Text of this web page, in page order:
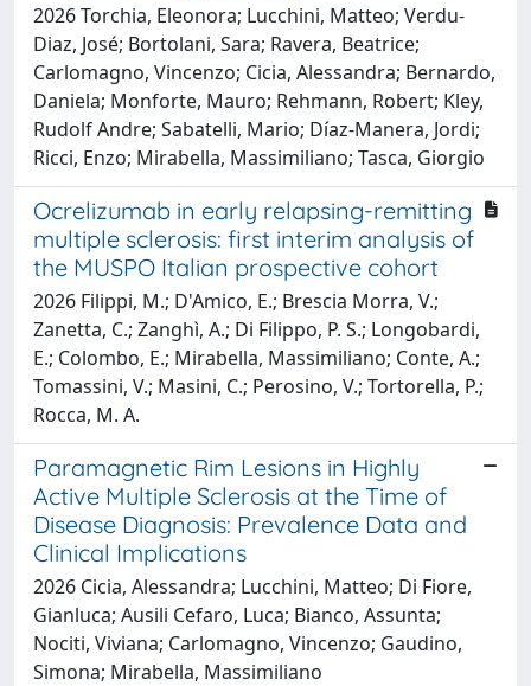
2026 Torchia, Eleonora; Lucchini, Matteo; Verdu-
Diaz, José; Bortolani, Sara; Ravera, Beatrice;
Carlomagno, Vincenzo; Cicia, Alessandra; Bernardo,
Daniela; Monforte, Mauro; Rehmann, Robert; Kley,
Rudolf Andre; Sabatelli, Mario; Díaz-Manera, Jordi;
Ricci, Enzo; Mirabella, Massimiliano; Tasca, Giorgio
Ocrelizumab in early relapsing-remitting
multiple sclerosis: first interim analysis of
the MUSPO Italian prospective cohort
2026 Filippi, M.; D'Amico, E.; Brescia Morra, V.;
Zanetta, C.; Zanghì, A.; Di Filippo, P. S.; Longobardi,
E.; Colombo, E.; Mirabella, Massimiliano; Conte, A.;
Tomassini, V.; Masini, C.; Perosino, V.; Tortorella, P.;
Rocca, M. A.
Paramagnetic Rim Lesions in Highly
Active Multiple Sclerosis at the Time of
Disease Diagnosis: Prevalence Data and
Clinical Implications
2026 Cicia, Alessandra; Lucchini, Matteo; Di Fiore,
Gianluca; Ausili Cefaro, Luca; Bianco, Assunta;
Nociti, Viviana; Carlomagno, Vincenzo; Gaudino,
Simona; Mirabella, Massimiliano